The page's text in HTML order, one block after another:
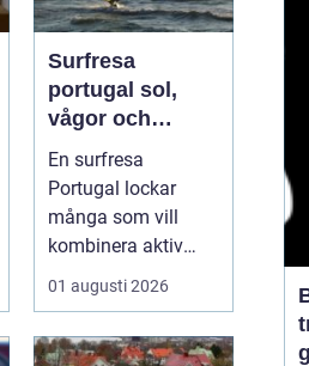
Surfresa
portugal sol,
vågor och
gemenskap året
runt
En surfresa
Portugal lockar
många som vill
kombinera aktiv
semester med
avkoppling, god
mat och enke...
01 augusti 2026